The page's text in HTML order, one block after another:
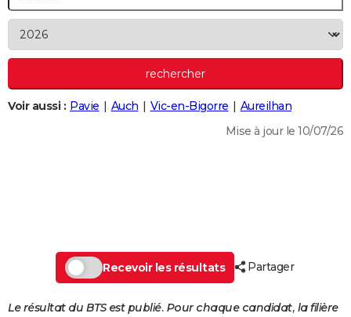
Alimentation
Guide de la santé
Maladies
Médicaments
Sommeil
+VOYAGE
PHOTO
BONS PLANS
Se connecter
Entreprises
Service militaire
Avis de recherche
AVIS DE DÉCÈS
FORUM
Voir aussi : Pavie Auch Vic-en-Bigorre
Aureilhan
Mise à jour le 10/07/26
Recevoir les résultats Partager
Le résultat du BTS est publié. Pour chaque candidat, la filière